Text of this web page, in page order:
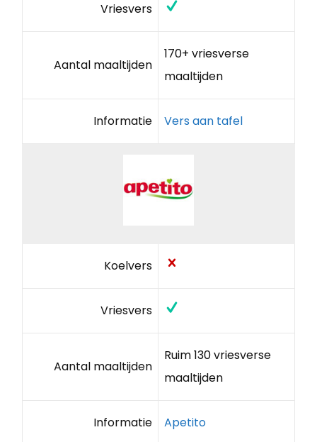
Vriesvers
Aantal maaltijden
170+ vriesverse
maaltijden
Informatie Vers aan tafel
Koelvers
Vriesvers
Aantal maaltijden
Ruim 130 vriesverse
maaltijden
Informatie Apetito